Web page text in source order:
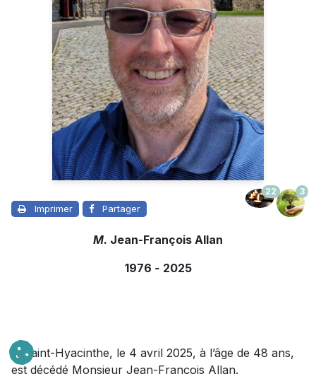
Imprimer Partager
22 3
M. Jean-François Allan
1976 - 2025
À Saint-Hyacinthe, le 4 avril 2025, à l’âge de 48 ans,
est décédé Monsieur Jean-François Allan.